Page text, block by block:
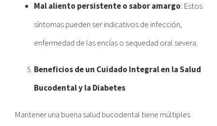
Mal aliento persistente o sabor amargo: Estos
síntomas pueden ser indicativos de infección,
enfermedad de las encías o sequedad oral severa.
Beneficios de un Cuidado Integral en la Salud
Bucodental y la Diabetes
Mantener una buena salud bucodental tiene múltiples